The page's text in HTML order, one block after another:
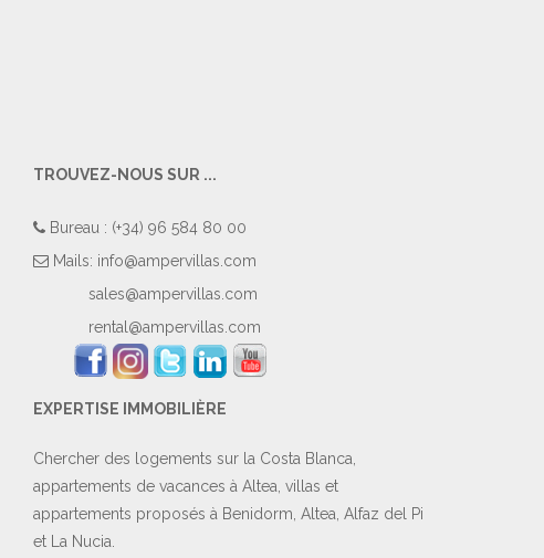
TROUVEZ-NOUS SUR ...
Bureau : (+34) 96 584 80 00
Mails: info@ampervillas.com
sales@ampervillas.com
rental@ampervillas.com
EXPERTISE IMMOBILIÈRE
Chercher des logements sur la Costa Blanca,
appartements de vacances à Altea, villas et
appartements proposés à Benidorm, Altea, Alfaz del Pi
et La Nucia.